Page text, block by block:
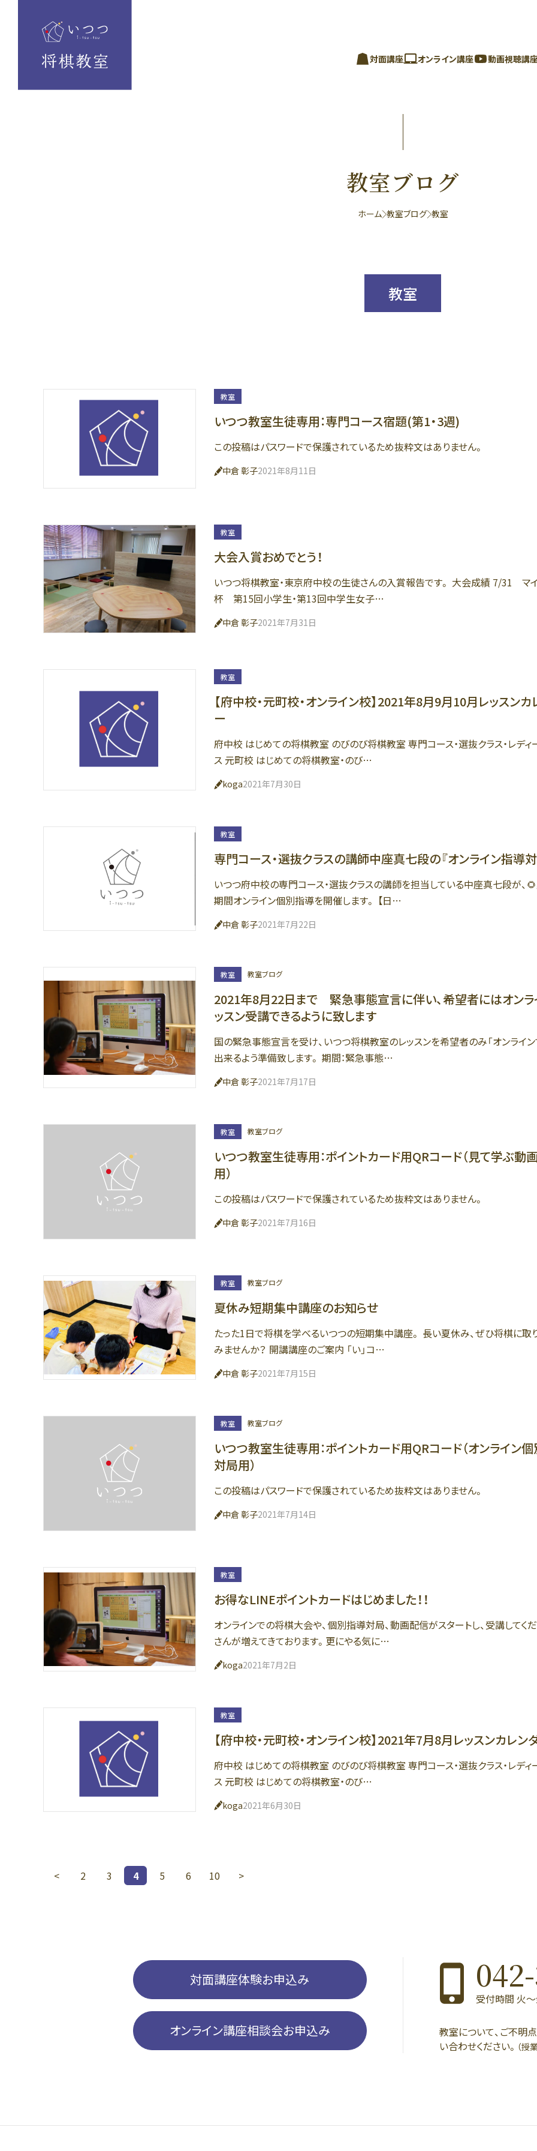
対面講座 オンライン講座 動画視聴講
教室ブログ
ホーム 教室ブログ 教室
教室
教室
いつつ教室生徒専用：専門コース宿題(第1・3週)
この投稿はパスワードで保護されているため抜粋文はありません。
中倉 彰子2021年8月11日
教室
大会入賞おめでとう！
いつつ将棋教室・東京府中校の生徒さんの入賞報告です。 大会成績 7/31 マ
杯 第15回小学生・第13回中学生女子…
中倉 彰子2021年7月31日
教室
【府中校・元町校・オンライン校】2021年8月9月10月レッスンカ
ー
府中校 はじめての将棋教室 のびのび将棋教室 専門コース・選抜クラス・レディ
ス 元町校 はじめての将棋教室・のび…
koga2021年7月30日
教室
専門コース・選抜クラスの講師中座真七段の『オンライン指導
いつつ府中校の専門コース・選抜クラスの講師を担当している中座真七段が、
期間オンライン個別指導を開催します。 【日…
中倉 彰子2021年7月22日
教室 教室ブログ
2021年8月22日まで 緊急事態宣言に伴い、希望者にはオンラ
ッスン受講できるように致します
国の緊急事態宣言を受け、いつつ将棋教室のレッスンを希望者のみ「オンライン
出来るよう準備致します。 期間：緊急事態…
中倉 彰子2021年7月17日
教室 教室ブログ
いつつ教室生徒専用：ポイントカード用QRコード（見て学ぶ動
用）
この投稿はパスワードで保護されているため抜粋文はありません。
中倉 彰子2021年7月16日
教室 教室ブログ
夏休み短期集中講座のお知らせ
たった1日で将棋を学べるいつつの短期集中講座。 長い夏休み、ぜひ将棋に取
みませんか？ 開講講座のご案内 「い」コ…
中倉 彰子2021年7月15日
教室 教室ブログ
いつつ教室生徒専用：ポイントカード用QRコード（オンライン
対局用）
この投稿はパスワードで保護されているため抜粋文はありません。
中倉 彰子2021年7月14日
教室
お得なLINEポイントカードはじめました！！
オンラインでの将棋大会や、個別指導対局、動画配信がスタートし、受講してく
さんが増えてきております。更にやる気に…
koga2021年7月2日
教室
【府中校・元町校・オンライン校】2021年7月8月レッスンカレン
府中校 はじめての将棋教室 のびのび将棋教室 専門コース・選抜クラス・レディ
ス 元町校 はじめての将棋教室・のび…
koga2021年6月30日
< 2 3 4 5 6 10 >
対面講座体験お申込み
オンライン講座相談会お申込み
受付時間 火
教室について、ご不明
い合わせください。 （授